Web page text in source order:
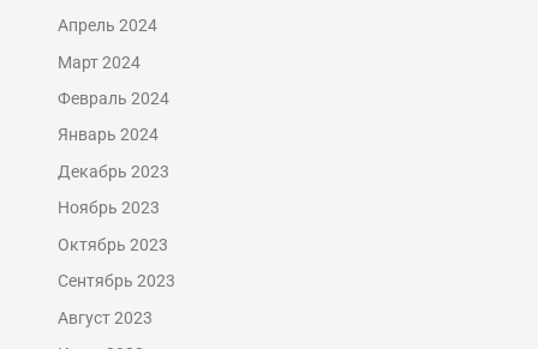
Апрель 2024
Март 2024
Февраль 2024
Январь 2024
Декабрь 2023
Ноябрь 2023
Октябрь 2023
Сентябрь 2023
Август 2023